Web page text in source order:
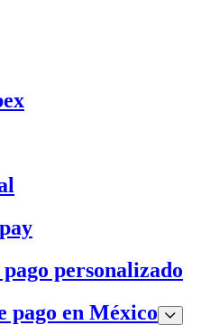
personalizado
pago en México